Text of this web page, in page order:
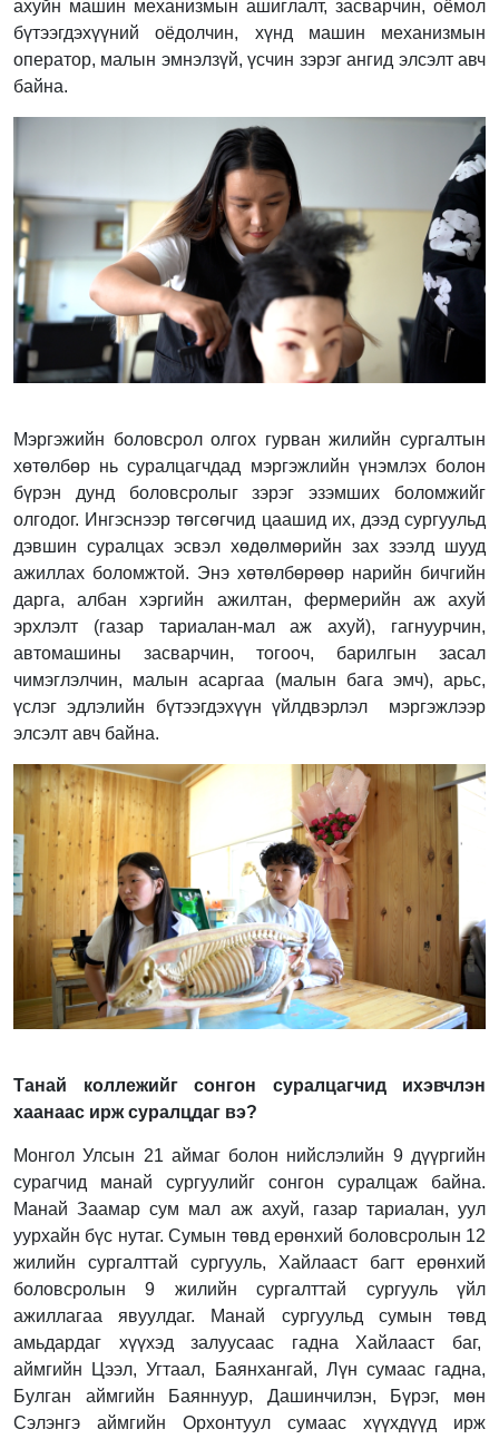
ахуйн машин механизмын ашиглалт, засварчин, оёмол
бүтээгдэхүүний оёдолчин, хүнд машин механизмын
оператор, малын эмнэлзүй, үсчин зэрэг ангид элсэлт авч
байна.
Мэргэжийн боловсрол олгох гурван жилийн сургалтын
хөтөлбөр нь суралцагчдад мэргэжлийн үнэмлэх болон
бүрэн дунд боловсролыг зэрэг эзэмших боломжийг
олгодог. Ингэснээр төгсөгчид цаашид их, дээд сургуульд
дэвшин суралцах эсвэл хөдөлмөрийн зах зээлд шууд
ажиллах боломжтой. Энэ хөтөлбөрөөр нарийн бичгийн
дарга, албан хэргийн ажилтан, фермерийн аж ахуй
эрхлэлт (газар тариалан-мал аж ахуй), гагнуурчин,
автомашины засварчин, тогооч, барилгын засал
чимэглэлчин, малын асаргаа (малын бага эмч), арьс,
үслэг эдлэлийн бүтээгдэхүүн үйлдвэрлэл мэргэжлээр
элсэлт авч байна.
Танай коллежийг сонгон суралцагчид ихэвчлэн
хаанаас ирж суралцдаг вэ?
Монгол Улсын 21 аймаг болон нийслэлийн 9 дүүргийн
сурагчид манай сургуулийг сонгон суралцаж байна.
Манай Заамар сум мал аж ахуй, газар тариалан, уул
уурхайн бүс нутаг. Сумын төвд ерөнхий боловсролын 12
жилийн сургалттай сургууль, Хайлааст багт ерөнхий
боловсролын 9 жилийн сургалттай сургууль үйл
ажиллагаа явуулдаг. Манай сургуульд сумын төвд
амьдардаг хүүхэд залуусаас гадна Хайлааст баг,
аймгийн Цээл, Угтаал, Баянхангай, Лүн сумаас гадна,
Булган аймгийн Баяннуур, Дашинчилэн, Бүрэг, мөн
Сэлэнгэ аймгийн Орхонтуул сумаас хүүхдүүд ирж